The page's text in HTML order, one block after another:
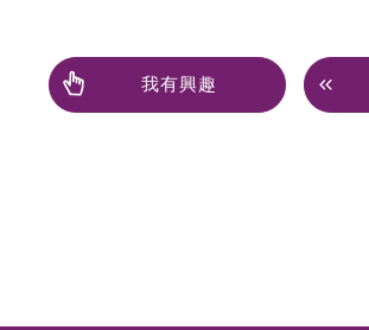
我有興趣